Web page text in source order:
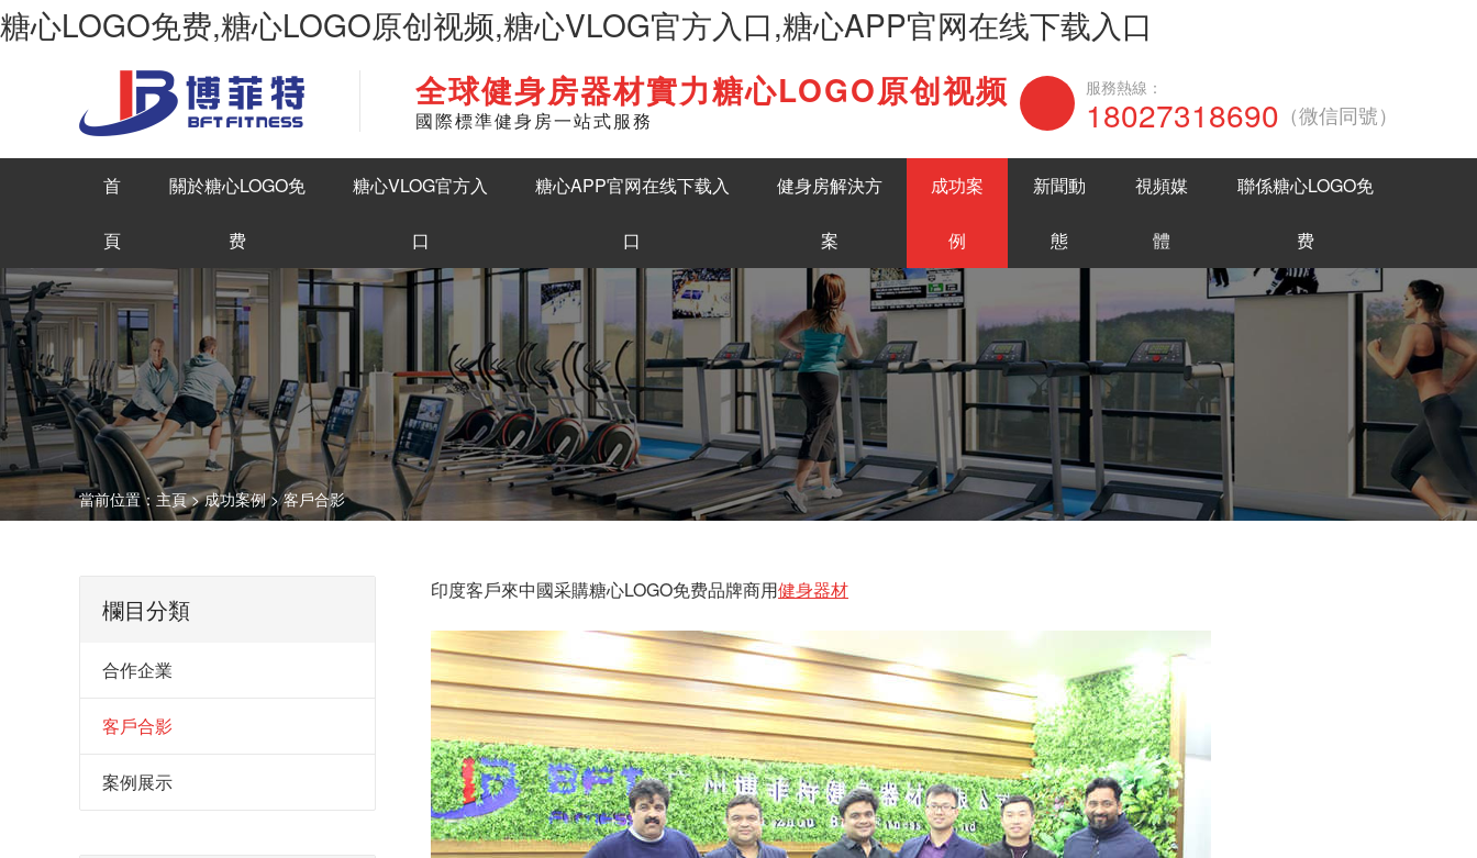
糖心LOGO免费,糖心LOGO原创视频,糖心VLOG官方入口,糖心APP官网在线下载入口
區最大商用健身房器材生產糖心LOGO原创视频 English 在線谘詢
全球健身房器材實力糖心LOGO原创视频
國際標準健身房一站式服務
服務熱線：
18027318690 （微信同號）
首
頁
關於糖心LOGO免
费
糖心VLOG官方入
口
糖心APP官网在线下载入
口
健身房解決方
案
成功案
例
新聞動
態
視頻媒
體
聯係糖心LOGO免
费
當前位置： 主頁>成功案例>客戶合影
印度客戶來中國采購糖心LOGO免费品牌商用健身器材
欄目分類
合作企業
客戶合影
案例展示